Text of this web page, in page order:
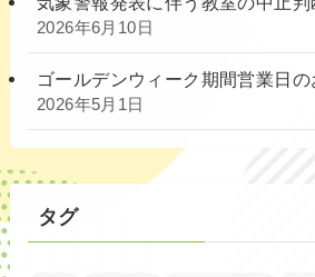
2026年6月10日
ゴールデンウィーク期間営業日
2026年5月1日
タグ